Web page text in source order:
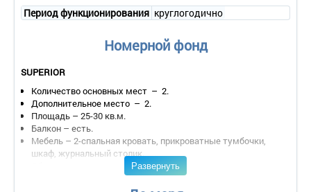
Период функционирования круглогодично
Номерной фонд
SUPERIOR
Количество основных мест – 2.
Дополнительное место – 2.
Площадь – 25-30 кв.м.
Балкон – есть.
Мебель – 2-спальная кровать, прикроватные тумбочки,
шкаф, журнальный столик.
Оборудование – кондиционер, холодильник, телевизор.
Покрытие пола – ковровое покрытие.
Развернуть